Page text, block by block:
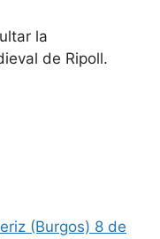
la
de Ripoll.
(Burgos) 8 de